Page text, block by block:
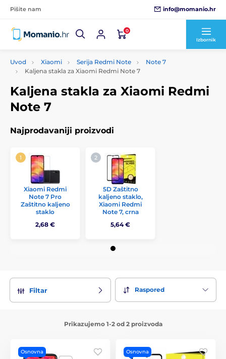
Pišite nam info@momanio.hr
0
Izbornik
Uvod Xiaomi Serija Redmi Note
Note 7
Kaljena stakla za Xiaomi Redmi Note 7
Kaljena stakla za Xiaomi Redmi
Note 7
Najprodavaniji proizvodi
Xiaomi Redmi
Note 7 Pro
Zaštitno kaljeno
staklo
2,68 €
5D Zaštitno
kaljeno staklo,
Xiaomi Redmi
Note 7, crna
5,64 €
Filtar Raspored
Prikazujemo 1-2 od 2 proizvoda
Osnovna Osnovna